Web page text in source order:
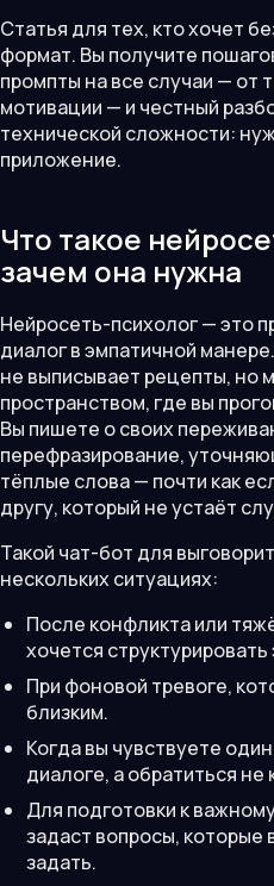
Статья для тех, кто хочет
формат. Вы получите
промпты на все случаи — от
мотивации — и честный
технической сложности:
приложение.
Что такое
зачем она нужна
Нейросеть-психолог — это
диалог в эмпатичной
не выписывает рецепты, но
пространством, где вы
Вы пишете о своих
перефразирование,
тёплые слова — почти как
другу, который не устаёт
Такой чат-бот для
нескольких ситуациях:
После конфликта или
хочется
При фоновой тревоге,
близким.
Когда вы чувствуете
диалоге, а обратиться не
Для подготовки к
задаст вопросы, которые
задать.